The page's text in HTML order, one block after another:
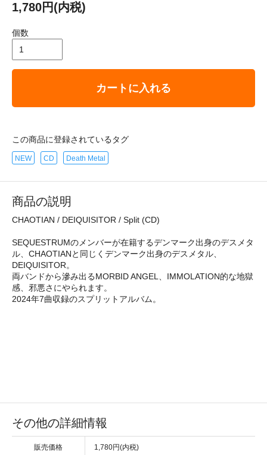
1,780円(内税)
個数
カートに入れる
この商品に登録されているタグ
NEW CD Death Metal
商品の説明
CHAOTIAN / DEIQUISITOR / Split (CD)
SEQUESTRUMのメンバーが在籍するデンマーク出身のデスメタ
ル、CHAOTIANと同じくデンマーク出身のデスメタル、
DEIQUISITOR。
両バンドから滲み出るMORBID ANGEL、IMMOLATION的な地獄
感、邪悪さにやられます。
2024年7曲収録のスプリットアルバム。
その他の詳細情報
販売価格 1,780円(内税)